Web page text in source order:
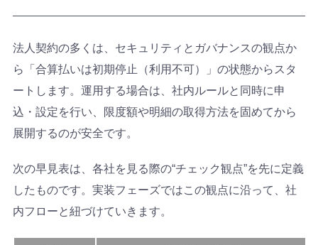
法人契約の多くは、セキュリティとガバナンスの観点か
ら「合算払いは初期停止（利用不可）」の状態からスタ
ートします。運用する場合は、社内ルールと同時に申
込・設定を行い、限度額や明細の取得方法を固めてから
展開するのが安全です。
次の早見表は、各社を見る際の“チェック観点”を先に定義
したものです。実装フェーズではこの観点に沿って、社
内フローと紐づけていきます。